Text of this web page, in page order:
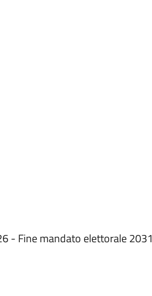
- Fine mandato elettorale 2031